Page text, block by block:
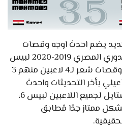
يضم احدث اوجه وقصات
شعر لـ4 لاعبين من لاعبين الدوري المصري 2019-2020 لبيس
6 بإحترافية، الباك يضم اوجه وقصات شعر لـ4 لاعبين منهم 3
بأخر التحديثات واحدث
الاوجه وقصات الشعر وأخر ستايل لجميع اللاعبين لبيس 6،
ممتاز جدًا مُطابق